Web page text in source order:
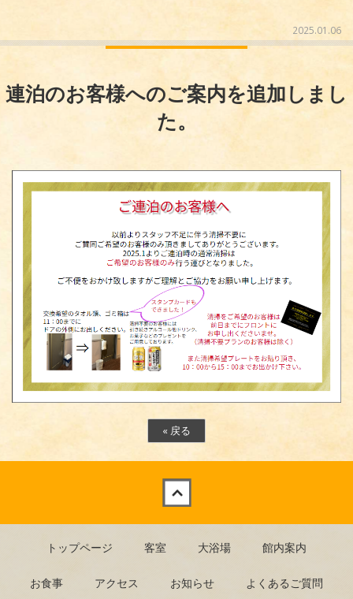
2025.01.06
連泊のお客様へのご案内を追加しまし
た。
« 戻る
トップページ 客室 大浴場 館内案内
お食事 アクセス お知らせ よくあるご質問